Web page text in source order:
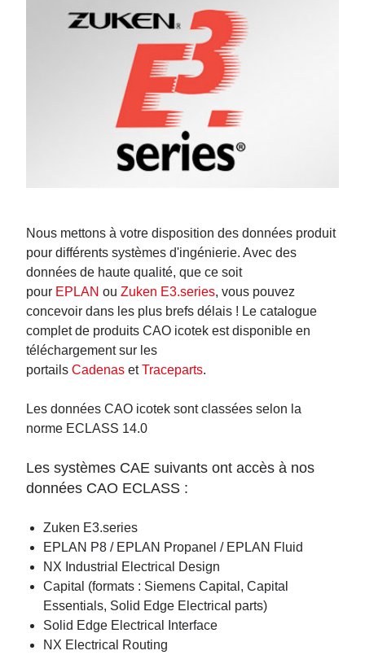
Nous mettons à votre disposition des données produit
pour différents systèmes d'ingénierie. Avec des
données de haute qualité, que ce soit
pour EPLAN ou Zuken E3.series, vous pouvez
concevoir dans les plus brefs délais ! Le catalogue
complet de produits CAO icotek est disponible en
téléchargement sur les
portails Cadenas etTraceparts.
Les données CAO icotek sont classées selon la
norme ECLASS 14.0
Les systèmes CAE suivants ont accès à nos
données CAO ECLASS :
Zuken E3.series
EPLAN P8 / EPLAN Propanel / EPLAN Fluid
NX Industrial Electrical Design
Capital (formats : Siemens Capital, Capital
Essentials, Solid Edge Electrical parts)
Solid Edge Electrical Interface
NX Electrical Routing